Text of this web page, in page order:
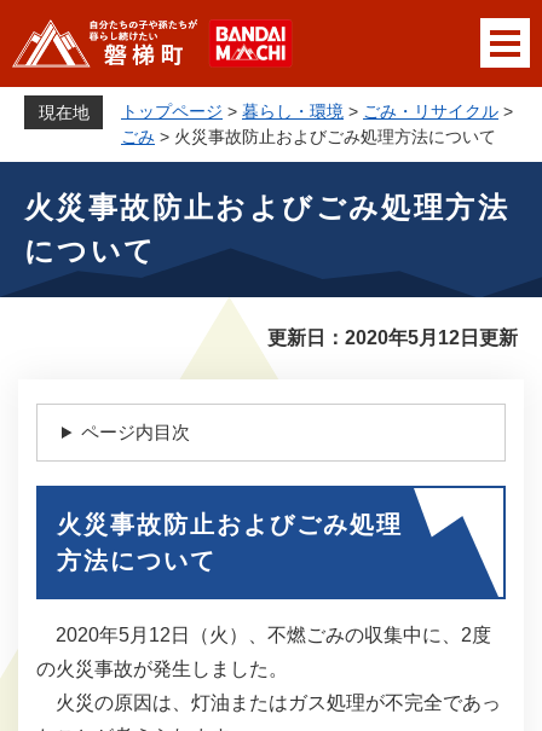
ジ
頭
メニューを飛ばして本文へ
現在地 トップページ > 暮らし・環境 > ごみ・リサイクル >
ごみ > 火災事故防止およびごみ処理方法について
火災事故防止およびごみ処理方法
について
更新日：2020年5月12日更新
ページ内目次
火災事故防止およびごみ処理
方法について
2020年5月12日（火）、不燃ごみの収集中に、2度
の火災事故が発生しました。
火災の原因は、灯油またはガス処理が不完全であっ